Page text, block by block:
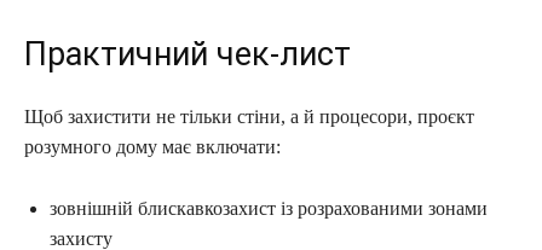
Практичний чек-лист
Щоб захистити не тільки стіни, а й процесори, проєкт
розумного дому має включати:
зовнішній блискавкозахист із розрахованими зонами
захисту